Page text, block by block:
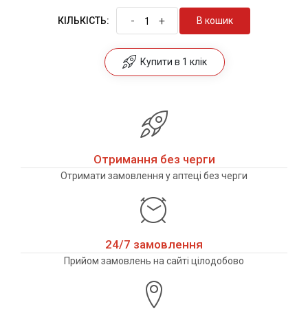
КІЛЬКІСТЬ: - + В кошик
Купити в 1 клік
Отримання без черги
Отримати замовлення у аптеці без черги
24/7 замовлення
Прийом замовлень на сайті цілодобово